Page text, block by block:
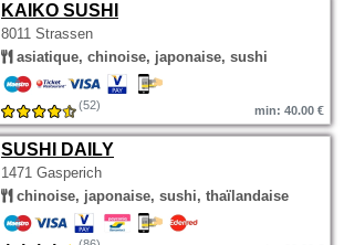
KAIKO SUSHI
8011 Strassen
asiatique, chinoise, japonaise, sushi
(52) min: 40.00 €
SUSHI DAILY
1471 Gasperich
chinoise, japonaise, sushi, thaïlandaise